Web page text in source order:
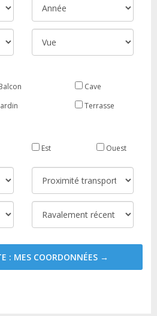
Cave
Terrasse
Est Ouest
: MES COORDONNÉES →